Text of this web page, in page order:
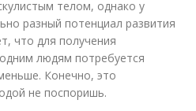
телом, однако у
разный потенциал развития
что для получения
людям потребуется
Конечно, это
не поспоришь.